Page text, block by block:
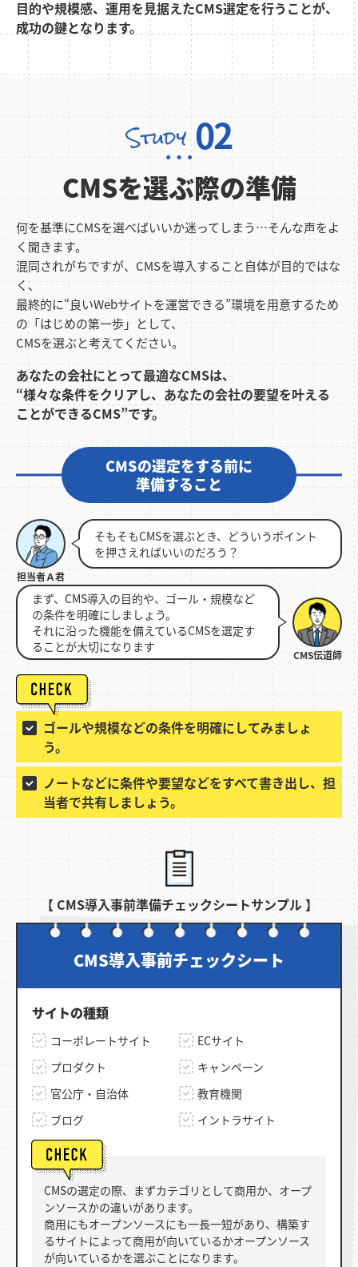
目的や規模感、運用を見据えたCMS選定を行うことが、
成功の鍵となります。
02
CMSを選ぶ際の準備
何を基準にCMSを選べばいいか迷ってしまう…そんな声をよ
く聞きます。
混同されがちですが、CMSを導入すること自体が目的ではな
く、
最終的に“良いWebサイトを運営できる”環境を用意するため
の「はじめの第一歩」として、
CMSを選ぶと考えてください。
あなたの会社にとって最適なCMSは、
“様々な条件をクリアし、あなたの会社の要望を叶える
ことができるCMS”です。
CMSの選定をする前に
準備すること
そもそもCMSを選ぶとき、どういうポイント
を押さえればいいのだろう？
まず、CMS導入の目的や、ゴール・規模など
の条件を明確にしましょう。
それに沿った機能を備えているCMSを選定す
ることが大切になります
ゴールや規模などの条件を明確にしてみましょ
う。
ノートなどに条件や要望などをすべて書き出し、担
当者で共有しましょう。
【 CMS導入事前準備チェックシートサンプル 】
CMS導入事前チェックシート
サイトの種類
コーポレートサイト
ECサイト
プロダクト
キャンペーン
官公庁・自治体
教育機関
ブログ
イントラサイト
CMSの選定の際、まずカテゴリとして商用か、オープ
ンソースかの違いがあります。
商用にもオープンソースにも一長一短があり、構築す
るサイトによって商用が向いているかオープンソース
が向いているかを選ぶことになります。